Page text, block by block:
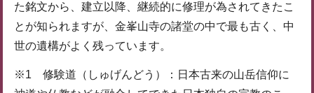
た銘文から、建立以降、継続的に修理が為されてきたこ
とが知られますが、金峯山寺の諸堂の中で最も古く、中
世の遺構がよく残っています。
※1 修験道（しゅげんどう）：日本古来の山岳信仰に